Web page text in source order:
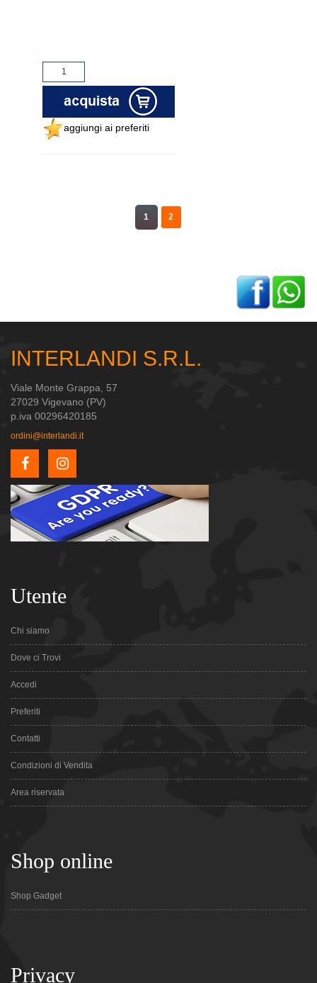
aggiungi ai preferiti
1 2
INTERLANDI S.R.L.
Viale Monte Grappa, 57
27029 Vigevano (PV)
p.iva 00296420185
ordini@interlandi.it
Utente
Chi siamo
Dove ci Trovi
Accedi
Preferiti
Contatti
Condizioni di Vendita
Area riservata
Shop online
Shop Gadget
Privacy